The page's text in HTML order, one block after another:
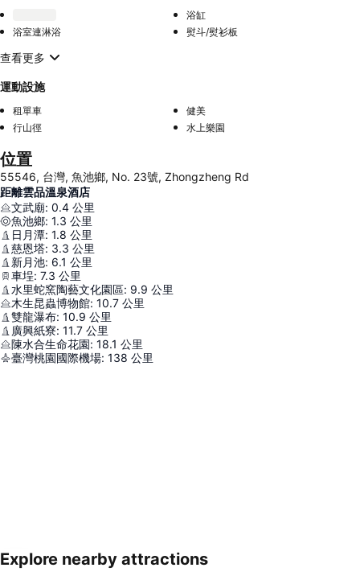
浴缸
浴室連淋浴
熨斗/熨衫板
查看更多
運動設施
租單車
健美
行山徑
水上樂園
位置
55546, 台灣, 魚池鄉, No. 23號, Zhongzheng Rd
距離雲品溫泉酒店
文武廟: 0.4 公里
魚池鄉: 1.3 公里
日月潭: 1.8 公里
慈恩塔: 3.3 公里
新月池: 6.1 公里
車埕: 7.3 公里
水里蛇窯陶藝文化園區: 9.9 公里
木生昆蟲博物館: 10.7 公里
雙龍瀑布: 10.9 公里
廣興紙寮: 11.7 公里
陳水合生命花園: 18.1 公里
臺灣桃園國際機場: 138 公里
Explore nearby attractions